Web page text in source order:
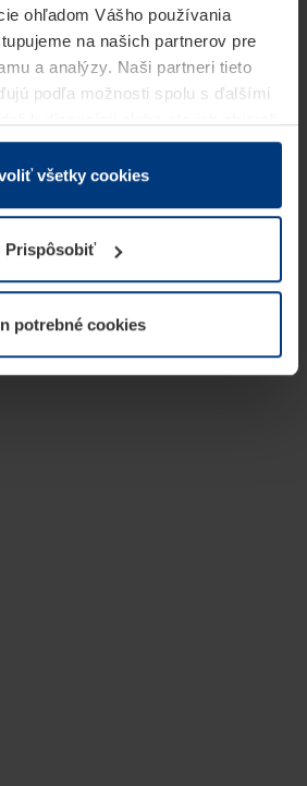
ohľadom Vášho používania
na našich partnerov pre
a analýzy. Naši partneri tieto
podľa možnosti spolu s ďalšími
služieb.
môžeme cookies ukladať na Vašom
Pre všetky ostatné typy cookie
Vaše povolenie môžete
odvolať vo vysvetlení cookie
všetky cookies
Prispôsobiť
potrebné cookies